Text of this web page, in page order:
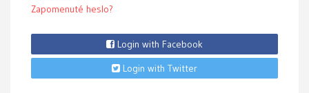
Zapomenuté heslo?
Login with Facebook
Login with Twitter